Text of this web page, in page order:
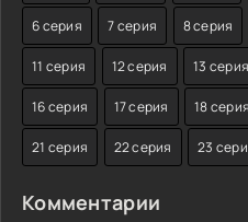
6 серия 7 серия 8 серия
11 серия 12 серия 13 серия
16 серия 17 серия 18 серия
21 серия 22 серия 23
Комментарии